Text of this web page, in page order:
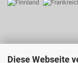
Diese Webseite